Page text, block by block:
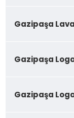
Gazipaşa
Gazipaşa
Gazipaşa